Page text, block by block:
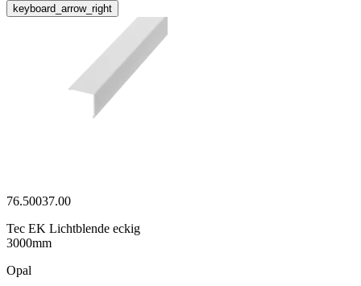
keyboard_arrow_right
76.50037.00
Tec EK Lichtblende eckig
3000mm
Opal